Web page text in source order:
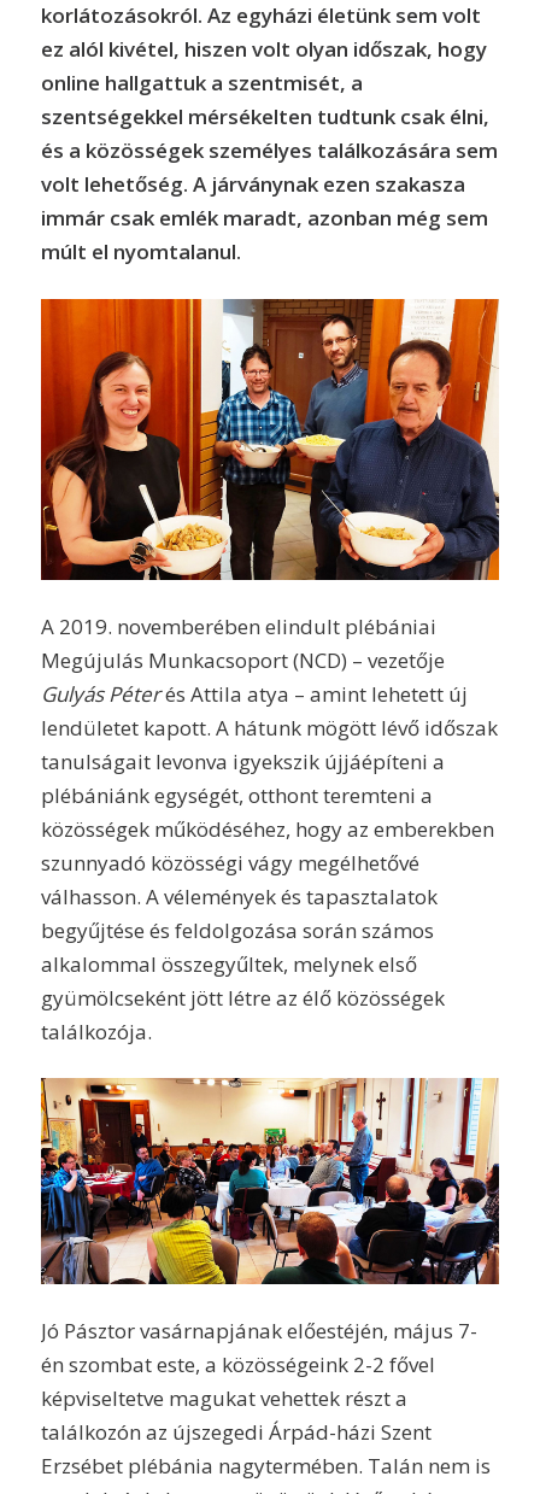
korlátozásokról. Az egyházi életünk sem volt
ez alól kivétel, hiszen volt olyan időszak, hogy
online hallgattuk a szentmisét, a
szentségekkel mérsékelten tudtunk csak élni,
és a közösségek személyes találkozására sem
volt lehetőség. A járványnak ezen szakasza
immár csak emlék maradt, azonban még sem
múlt el nyomtalanul.
A 2019. novemberében elindult plébániai
Megújulás Munkacsoport (NCD) – vezetője
Gulyás Péterés Attila atya – amint lehetett új
lendületet kapott. A hátunk mögött lévő időszak
tanulságait levonva igyekszik újjáépíteni a
plébániánk egységét, otthont teremteni a
közösségek működéséhez, hogy az emberekben
szunnyadó közösségi vágy megélhetővé
válhasson. A vélemények és tapasztalatok
begyűjtése és feldolgozása során számos
alkalommal összegyűltek, melynek első
gyümölcseként jött létre az élő közösségek
találkozója.
Jó Pásztor vasárnapjának előestéjén, május 7-
én szombat este, a közösségeink 2-2 fővel
képviseltetve magukat vehettek részt a
találkozón az újszegedi Árpád-házi Szent
Erzsébet plébánia nagytermében. Talán nem is